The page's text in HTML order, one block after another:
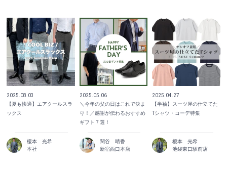
2025.08.03
【夏も快適】エアクールスラ
ックス
榎本 光希
本社
2025.05.06
＼今年の父の日はこれで決ま
り！／感謝が伝わるおすすめ
ギフト７選！
関谷 晴香
新宿西口本店
2025.04.27
【半袖】スーツ屋の仕立てた
Tシャツ・コーデ特集
榎本 光希
池袋東口駅前店